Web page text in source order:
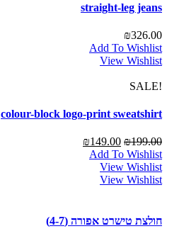
straight-leg jeans
₪326.00
Add To Wishlist
View Wishlist
!SALE
colour-block logo-print sweatshirt
₪199.00
₪149.00
Add To Wishlist
View Wishlist
View Wishlist
חולצת טישרט אפורה (4-7)